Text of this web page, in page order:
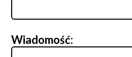
Wiadomość: